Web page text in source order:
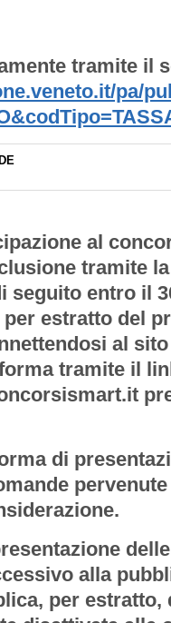
tramite il
pa/
al
tramite
seguito entro il
estratto del
al
tramite il
di
alla
per estratto,